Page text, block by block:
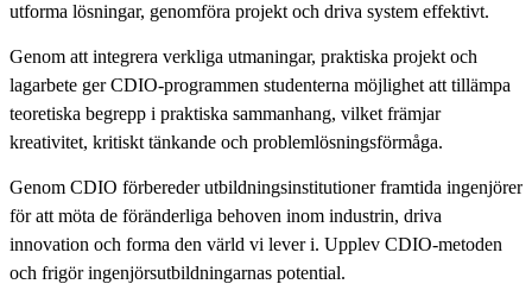
utforma lösningar, genomföra projekt och driva system effektivt.
Genom att integrera verkliga utmaningar, praktiska projekt och
lagarbete ger CDIO-programmen studenterna möjlighet att tillämpa
teoretiska begrepp i praktiska sammanhang, vilket främjar
kreativitet, kritiskt tänkande och problemlösningsförmåga.
Genom CDIO förbereder utbildningsinstitutioner framtida ingenjörer
för att möta de föränderliga behoven inom industrin, driva
innovation och forma den värld vi lever i. Upplev CDIO-metoden
och frigör ingenjörsutbildningarnas potential.